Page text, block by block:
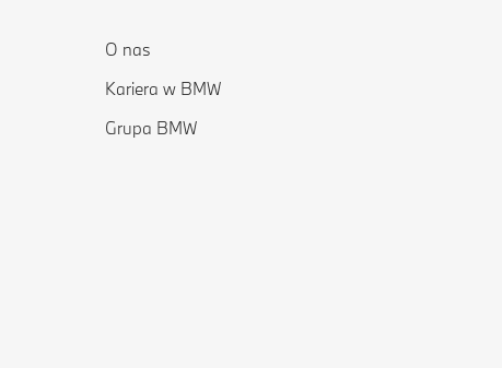
O nas
Kariera w BMW
Grupa BMW